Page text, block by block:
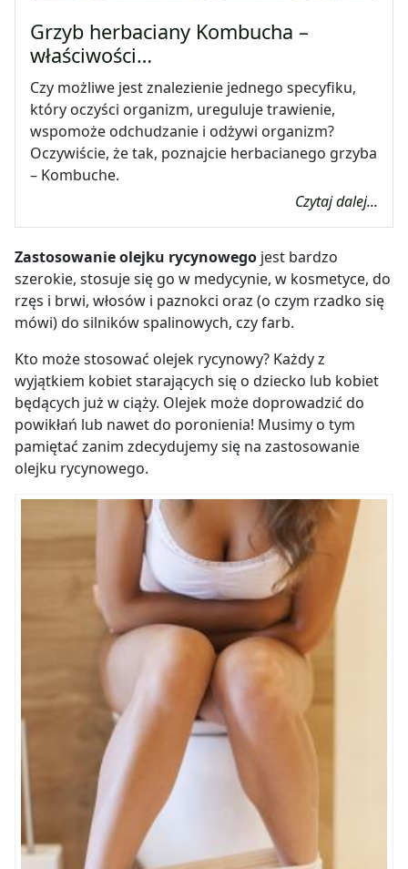
Grzyb herbaciany Kombucha –
właściwości…
Czy możliwe jest znalezienie jednego specyfiku,
który oczyści organizm, ureguluje trawienie,
wspomoże odchudzanie i odżywi organizm?
Oczywiście, że tak, poznajcie herbacianego grzyba
– Kombuche.
Czytaj dalej...
Zastosowanie olejku rycynowego jest bardzo
szerokie, stosuje się go w medycynie, w kosmetyce, do
rzęs i brwi, włosów i paznokci oraz (o czym rzadko się
mówi) do silników spalinowych, czy farb.
Kto może stosować olejek rycynowy? Każdy z
wyjątkiem kobiet starających się o dziecko lub kobiet
będących już w ciąży. Olejek może doprowadzić do
powikłań lub nawet do poronienia! Musimy o tym
pamiętać zanim zdecydujemy się na zastosowanie
olejku rycynowego.